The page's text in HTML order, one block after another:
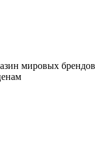
мировых брендов